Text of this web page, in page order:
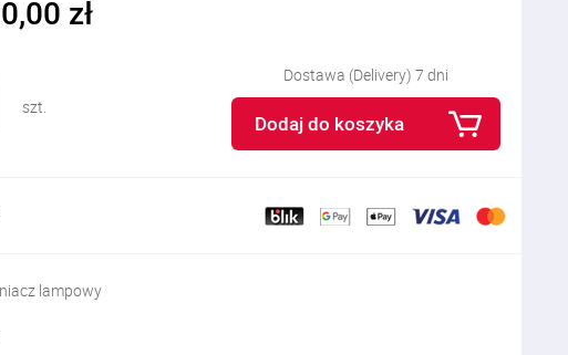
zł
szt.
Dostawa (Delivery) 7 dni
Dodaj do koszyka
lampowy